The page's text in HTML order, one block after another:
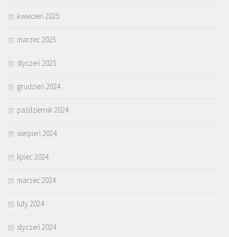
kwiecień 2025
marzec 2025
styczeń 2025
grudzień 2024
październik 2024
sierpień 2024
lipiec 2024
marzec 2024
luty 2024
styczeń 2024